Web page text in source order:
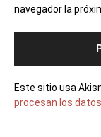
navegador la
Este sitio usa
procesan los